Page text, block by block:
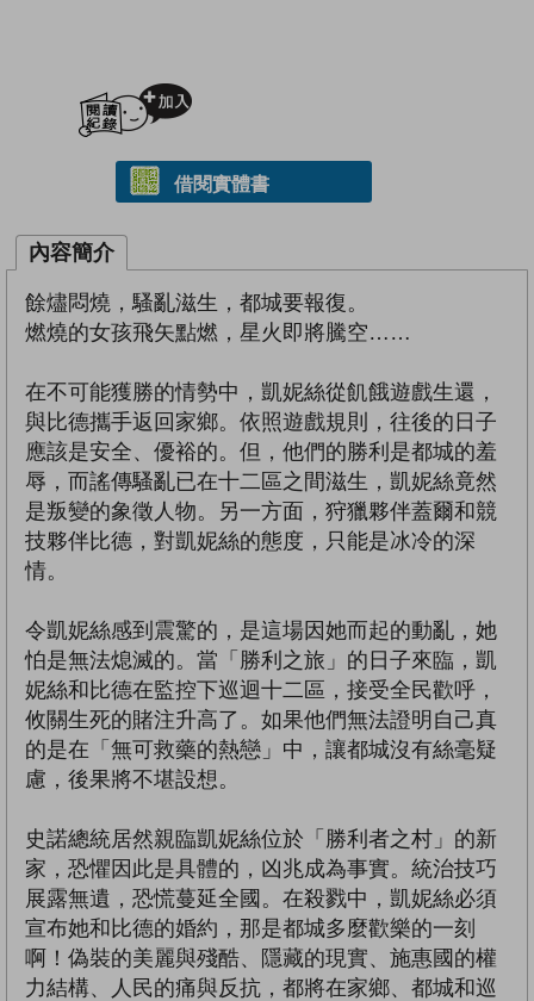
借閱實體書
內容簡介
餘燼悶燒，騷亂滋生，都城要報復。
燃燒的女孩飛矢點燃，星火即將騰空……
在不可能獲勝的情勢中，凱妮絲從飢餓遊戲生還，
與比德攜手返回家鄉。依照遊戲規則，往後的日子
應該是安全、優裕的。但，他們的勝利是都城的羞
辱，而謠傳騷亂已在十二區之間滋生，凱妮絲竟然
是叛變的象徵人物。另一方面，狩獵夥伴蓋爾和競
技夥伴比德，對凱妮絲的態度，只能是冰冷的深
情。
令凱妮絲感到震驚的，是這場因她而起的動亂，她
怕是無法熄滅的。當「勝利之旅」的日子來臨，凱
妮絲和比德在監控下巡迴十二區，接受全民歡呼，
攸關生死的賭注升高了。如果他們無法證明自己真
的是在「無可救藥的熱戀」中，讓都城沒有絲毫疑
慮，後果將不堪設想。
史諾總統居然親臨凱妮絲位於「勝利者之村」的新
家，恐懼因此是具體的，凶兆成為事實。統治技巧
展露無遺，恐慌蔓延全國。在殺戮中，凱妮絲必須
宣布她和比德的婚約，那是都城多麼歡樂的一刻
啊！偽裝的美麗與殘酷、隱藏的現實、施惠國的權
力結構、人民的痛與反抗，都將在家鄉、都城和巡